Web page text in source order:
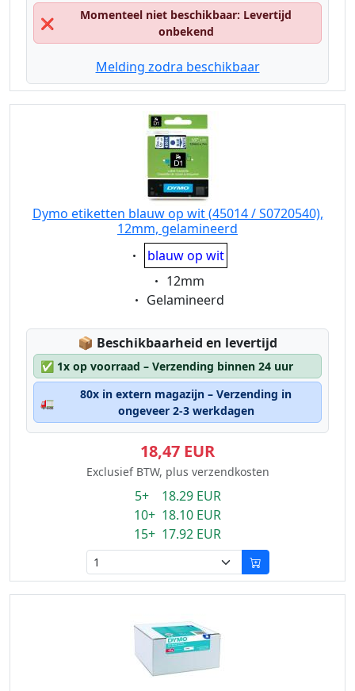
❌
Momenteel niet beschikbaar: Levertijd
onbekend
Melding zodra beschikbaar
Dymo etiketten blauw op wit (45014 / S0720540),
12mm, gelamineerd
Eigenschaft:
blauw op wit
Eigenschaft:
12mm
Eigenschaft:
Gelamineerd
📦 Lagerstatus:
Beschikbaarheid en levertijd
✅ 1x op voorraad – Verzending binnen 24 uur
🚛
80x in extern magazijn – Verzending in
ongeveer 2-3 werkdagen
18,47 EUR
Exclusief BTW, plus verzendkosten
5+ 18.29 EUR
10+ 18.10 EUR
15+ 17.92 EUR